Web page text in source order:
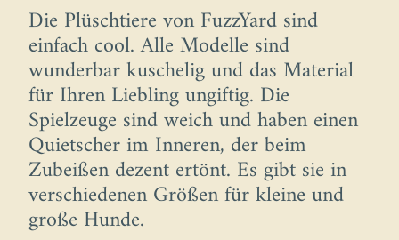
Die Plüschtiere von FuzzYard sind
einfach cool. Alle Modelle sind
wunderbar kuschelig und das Material
für Ihren Liebling ungiftig. Die
Spielzeuge sind weich und haben einen
Quietscher im Inneren, der beim
Zubeißen dezent ertönt. Es gibt sie in
verschiedenen Größen für kleine und
große Hunde.